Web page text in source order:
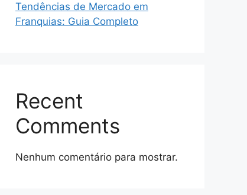
Tendências de Mercado em
Franquias: Guia Completo
Recent
Comments
Nenhum comentário para mostrar.